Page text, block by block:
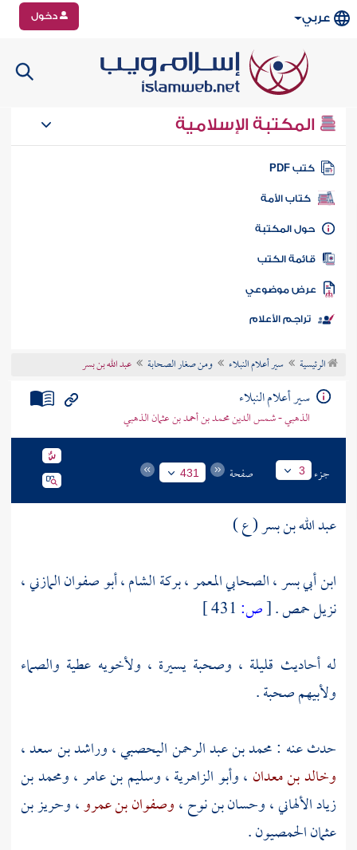
عربي دخول
المكتبة الإسلامية
كتب PDF
كتاب الأمة
المكتبة
الكتب
موضوعي
تراجم الأعلام
الرئيسية سير أعلام النبلاء ومن صغار الصحابة عبد الله بن بسر
سير أعلام النبلاء
الذهبي - شمس الدين محمد بن أحمد بن عثمان الذهبي
جزء 3 صفحة 431
عبد الله بن بسر ( ع )
ابن أبي بسر ، الصحابي المعمر ، بركةالشام، أبو صفوان المازني ،
نزيلحمص.
[ص:
له أحاديث قليلة ، وصحبة يسيرة ، ولأخويه عطية والصماء
ولأبيهم صحبة .
حدث عنه :محمد بن عبد الرحمن اليحصبي،وراشد بن سعد،
وخالد بن معدان ،وأبو الزاهرية،وسليم بن عامر،ومحمد بن
زياد الألهاني،وحسان بن نوح،وصفوان بن عمرو،وحريز بن
عثمان الحمصيون.